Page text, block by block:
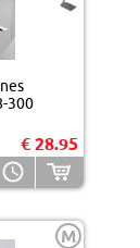
300
€ 28.95
M